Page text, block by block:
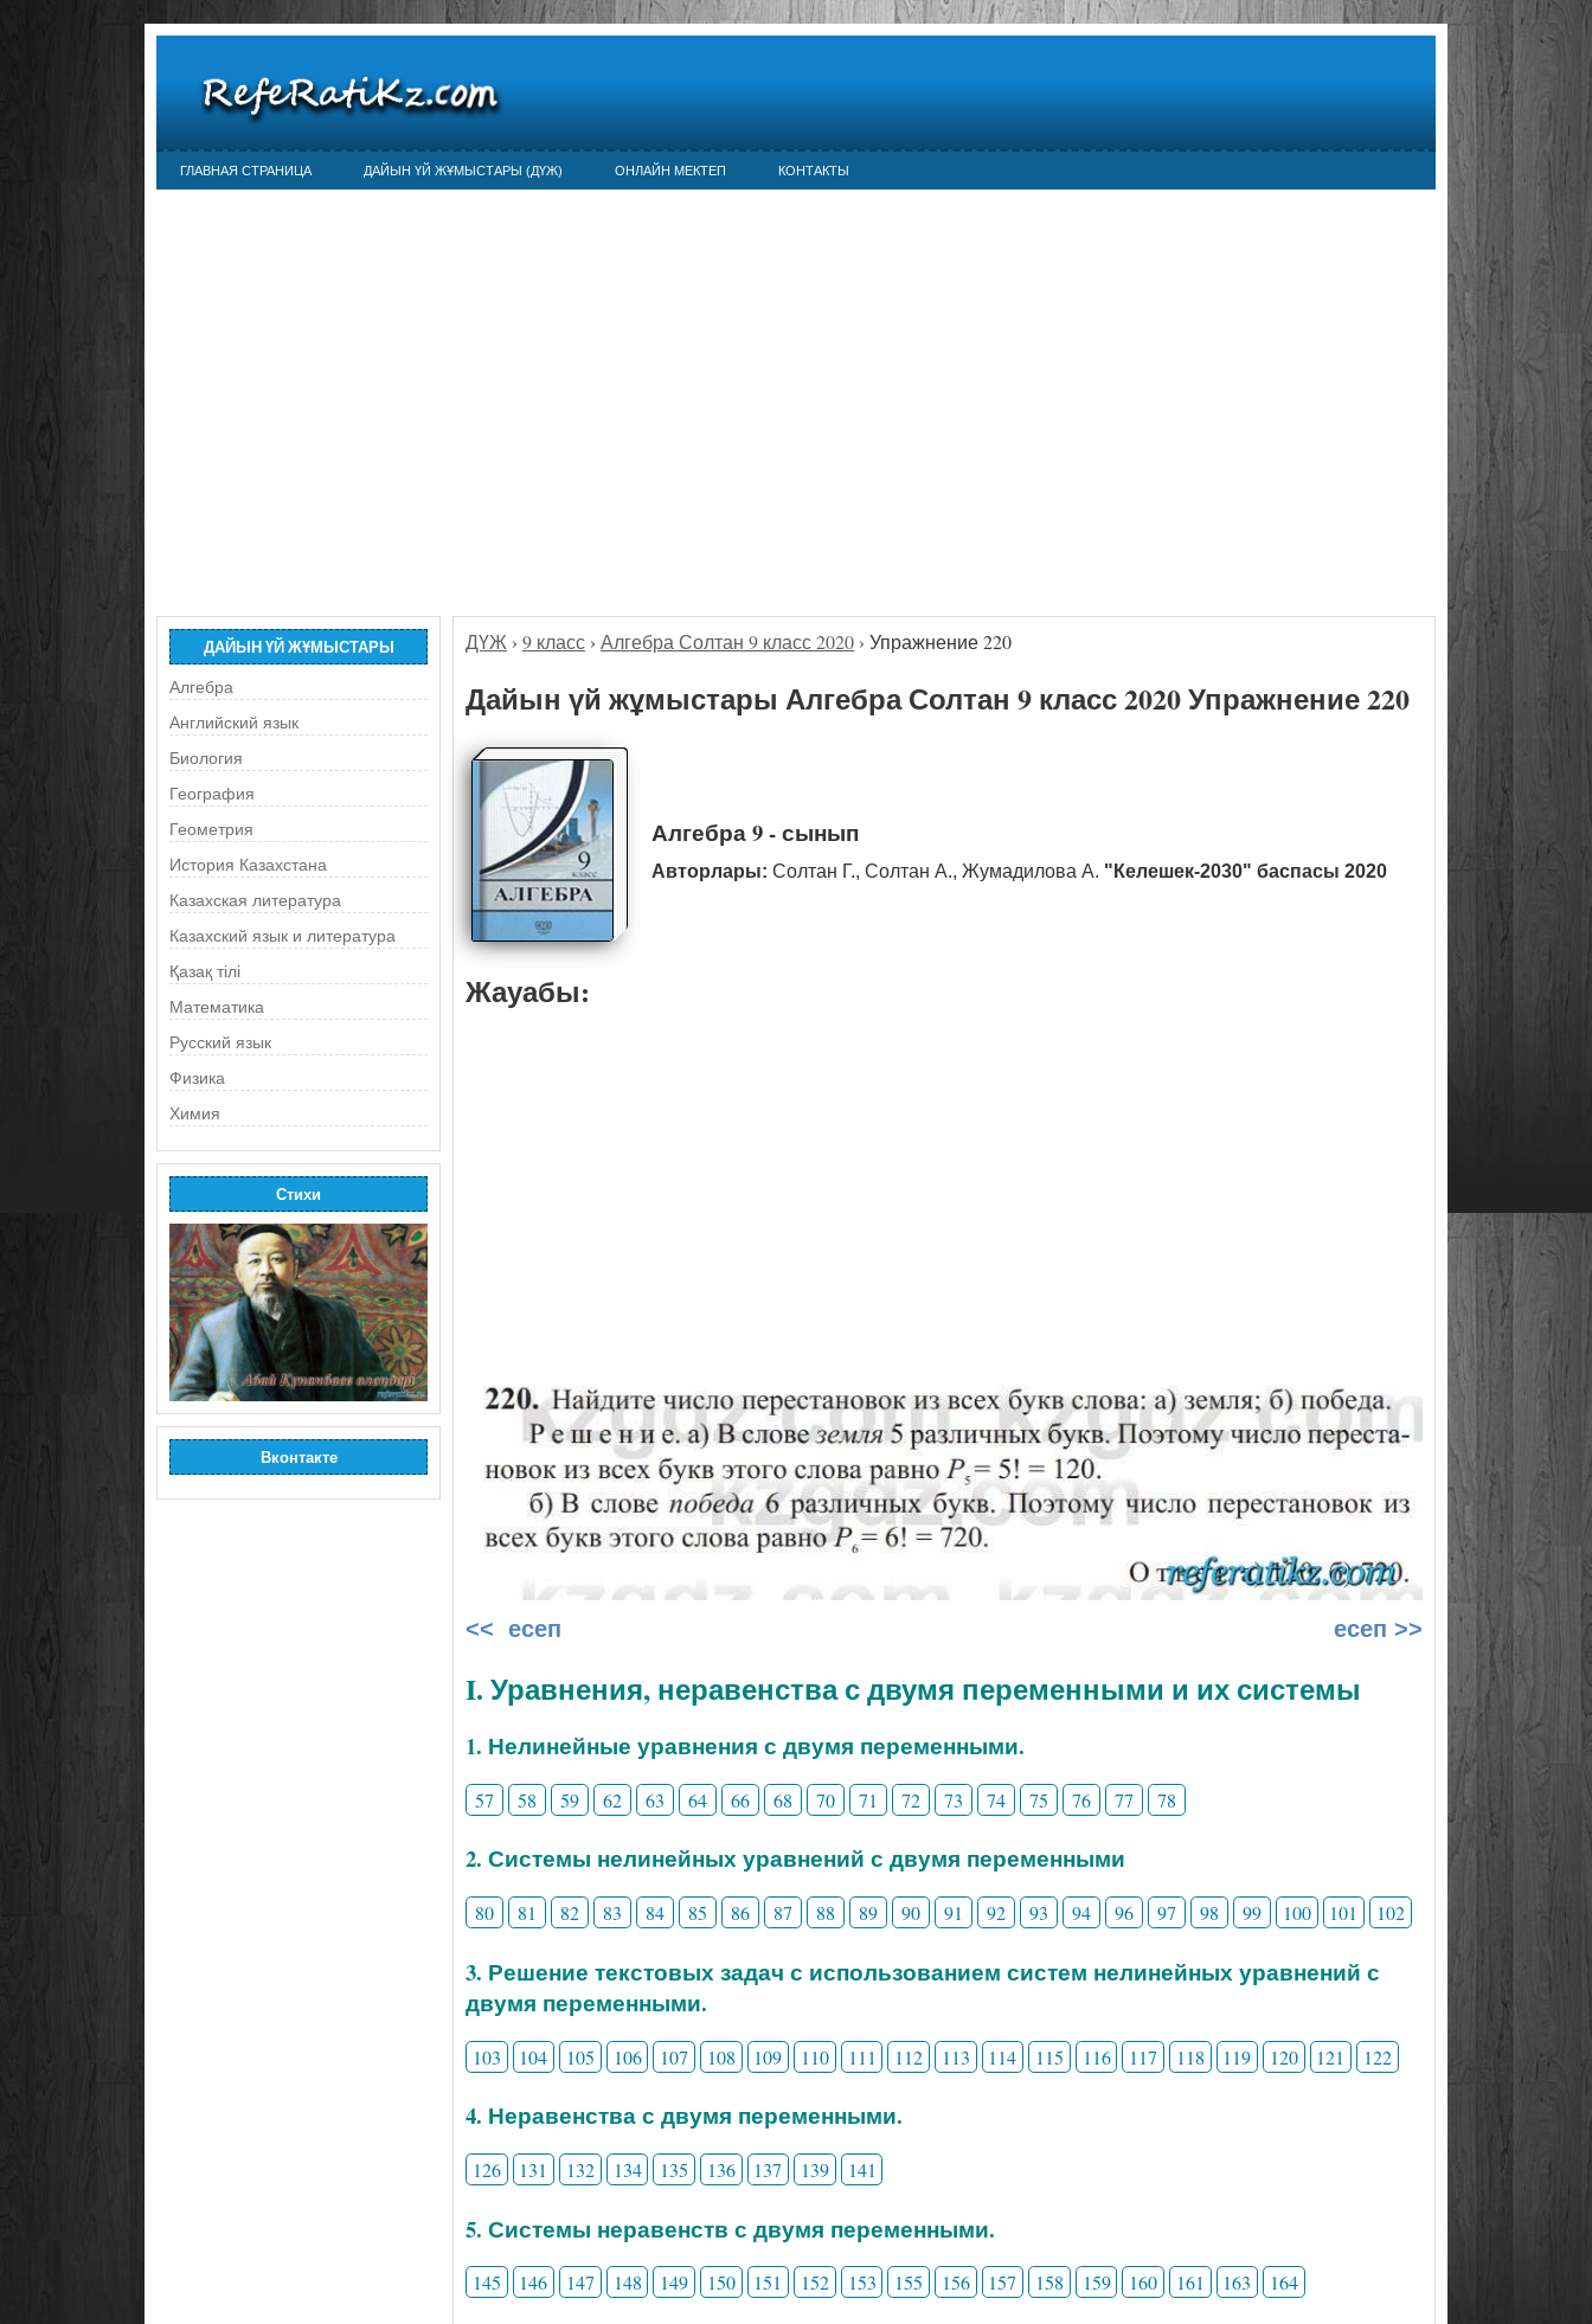
ГЛАВНАЯ СТРАНИЦА ДАЙЫН ҮЙ ЖҰМЫСТАРЫ (ДҮЖ) ОНЛАЙН МЕКТЕП КОНТАКТЫ
ДАЙЫН ҮЙ ЖҰМЫСТАРЫ
Алгебра
Английский язык
Биология
География
Геометрия
История Казахстана
Казахская литература
Казахский язык и литература
Қазақ тілі
Математика
Русский язык
Физика
Химия
Стихи
Вконтакте
ДҮЖ › 9 класс › Алгебра Солтан 9 класс 2020 › Упражнение 220
Дайын үй жұмыстары Алгебра Солтан 9 класс 2020 Упражнение 220
Алгебра 9 - сынып
Авторлары: Солтан Г., Солтан А., Жумадилова А. "Келешек-2030" баспасы 2020
Жауабы:
<< есеп есеп >>
I. Уравнения, неравенства с двумя переменными и их системы
1. Нелинейные уравнения с двумя переменными.
57 58 59 62 63 64 66 68 70 71 72 73 74 75 76 77 78
2. Системы нелинейных уравнений с двумя переменными
80 81 82 83 84 85 86 87 88 89 90 91 92 93 94 96 97 98 99 100 101 102
3. Решение текстовых задач с использованием систем нелинейных уравнений с
двумя переменными.
103 104 105 106 107 108 109 110 111 112 113 114 115 116 117 118 119 120 121 122
4. Неравенства с двумя переменными.
126 131 132 134 135 136 137 139 141
5. Системы неравенств с двумя переменными.
145 146 147 148 149 150 151 152 153 155 156 157 158 159 160 161 163 164